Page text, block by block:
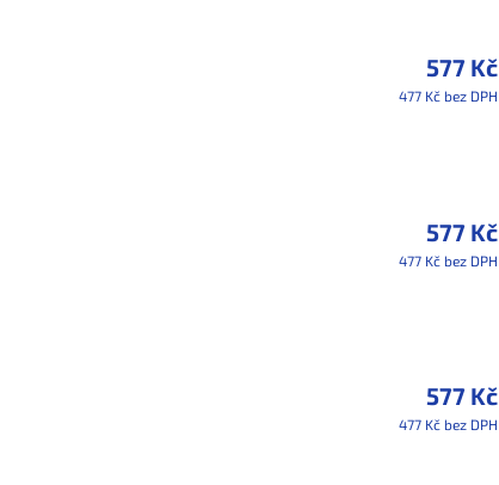
577 Kč
477 Kč bez DPH
577 Kč
477 Kč bez DPH
577 Kč
477 Kč bez DPH